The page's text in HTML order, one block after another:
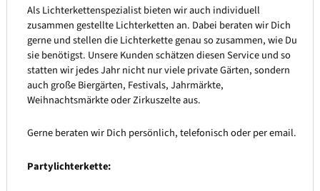
Als Lichterkettenspezialist bieten wir auch individuell
zusammen gestellte Lichterketten an. Dabei beraten wir Dich
gerne und stellen die Lichterkette genau so zusammen, wie Du
sie benötigst. Unsere Kunden schätzen diesen Service und so
statten wir jedes Jahr nicht nur viele private Gärten, sondern
auch große Biergärten, Festivals, Jahrmärkte,
Weihnachtsmärkte oder Zirkuszelte aus.
Gerne beraten wir Dich persönlich, telefonisch oder per email.
Partylichterkette: